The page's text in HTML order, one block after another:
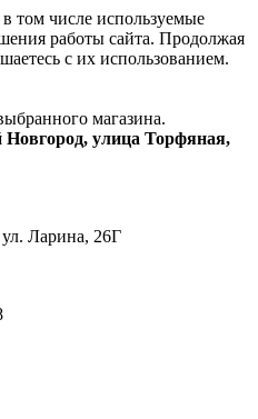
том числе используемые
работы сайта. Продолжая
с их использованием.
магазина.
улица Торфяная,
ул. Ларина, 26Г